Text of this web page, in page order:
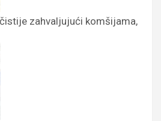
čistije zahvaljujući komšijama,